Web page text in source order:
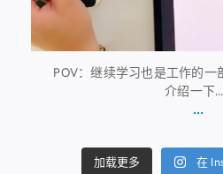
POV：继续学习也是工作的
介绍一下
...
加载更多 在